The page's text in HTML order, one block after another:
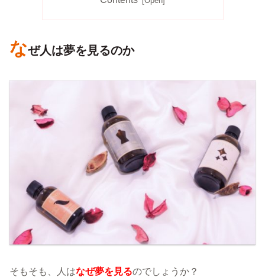
なぜ人は夢を見るのか
そもそも、人はなぜ夢を見るのでしょうか？